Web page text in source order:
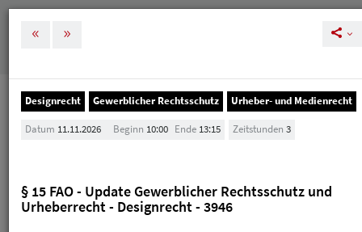
Veranstaltungen
Veranstaltungen
Melden Sie sich rechtzeitig zu unseren
Veranstaltungen an, um Ihre und unsere Planung zu
Designrecht Gewerblicher Rechtsschutz Urheber- und Medienrecht
Datum 11.11.2026 Beginn 10:00 Ende 13:15 Zeitstunden 3
§ 15 FAO - Update Gewerblicher Rechtsschutz und
Urheberrecht - Designrecht - 3946